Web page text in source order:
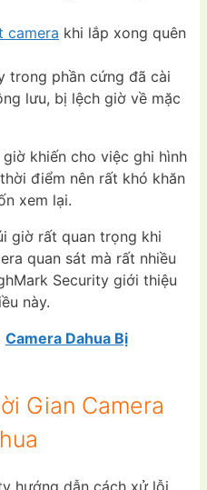
camera khi lắp xong quên
trong phần cứng đã cài
lưu, bị lệch giờ về mặc
giờ khiến cho việc ghi hình
điểm nên rất khó khăn
xem lại.
giờ rất quan trọng khi
quan sát mà rất nhiều
Security giới thiệu
này.
Camera Dahua Bị
Gian Camera